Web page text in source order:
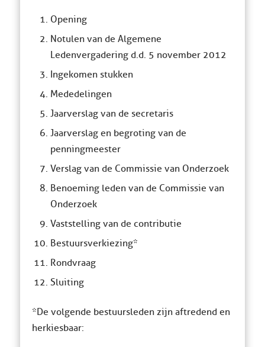
Opening
Notulen van de Algemene
Ledenvergadering d.d. 5 november 2012
Ingekomen stukken
Mededelingen
Jaarverslag van de secretaris
Jaarverslag en begroting van de
penningmeester
Verslag van de Commissie van Onderzoek
Benoeming leden van de Commissie van
Onderzoek
Vaststelling van de contributie
Bestuursverkiezing*
Rondvraag
Sluiting
* De volgende bestuursleden zijn aftredend en
herkiesbaar: